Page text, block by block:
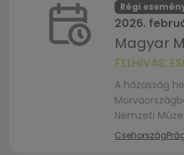
Régi
2026.
Magyar
FELHÍVÁS:
A házasság
Nemzeti
prágai Liszt
Csehország